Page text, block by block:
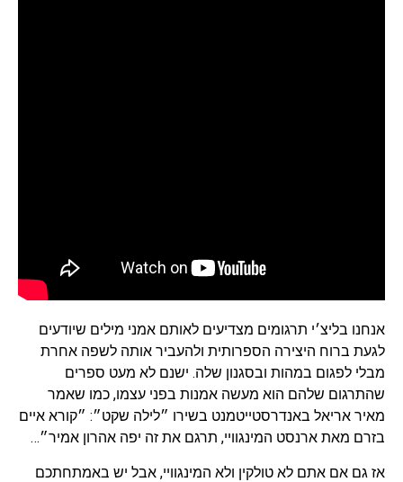
אנחנו בליצ׳י תרגומים מצדיעים לאותם אמני מילים שיודעים
לגעת ברוח היצירה הספרותית ולהעביר אותה לשפה אחרת
מבלי לפגום במהות ובסגנון שלה. ישנם לא מעט ספרים
שהתרגום שלהם הוא מעשה אמנות בפני עצמו, כמו שאמר
מאיר אריאל באנדרסטייטמנט בשירו ״לילה שקט״: ״קורא איים
בזרם מאת ארנסט המינגוויי, תרגם את זה יפה אהרון אמיר״…
אז גם אם אתם לא טולקין ולא המינגוויי, אבל יש באמתחתכם